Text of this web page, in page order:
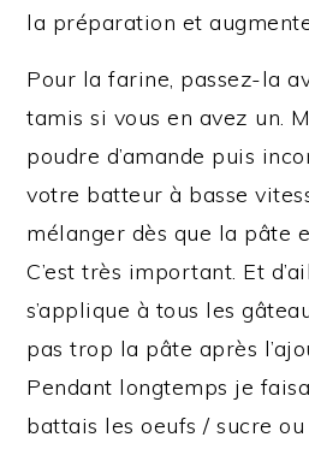
la préparation et
Pour la farine, passez-la
tamis si vous en avez un.
poudre d’amande puis
votre batteur à basse
mélanger dès que la pâte
C’est très important. Et
s’applique à tous les
pas trop la pâte après
Pendant longtemps je
battais les oeufs / sucre